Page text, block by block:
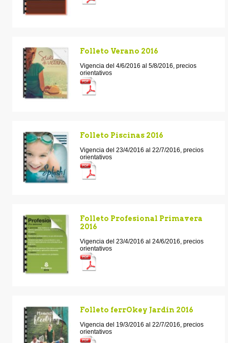
Folleto Verano 2016
Vigencia del 4/6/2016 al 5/8/2016, precios
orientativos
Folleto Piscinas 2016
Vigencia del 23/4/2016 al 22/7/2016, precios
orientativos
Folleto Profesional Primavera
2016
Vigencia del 23/4/2016 al 24/6/2016, precios
orientativos
Folleto ferrOkey Jardín 2016
Vigencia del 19/3/2016 al 22/7/2016, precios
orientativos